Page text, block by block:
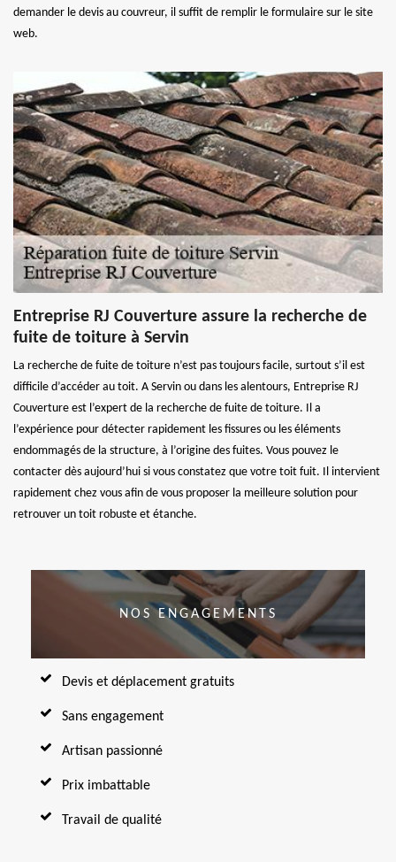
demander le devis au couvreur, il suffit de remplir le formulaire sur le site
web.
Entreprise RJ Couverture assure la recherche de
fuite de toiture à Servin
La recherche de fuite de toiture n’est pas toujours facile, surtout s’il est
difficile d’accéder au toit. A Servin ou dans les alentours, Entreprise RJ
Couverture est l’expert de la recherche de fuite de toiture. Il a
l’expérience pour détecter rapidement les fissures ou les éléments
endommagés de la structure, à l’origine des fuites. Vous pouvez le
contacter dès aujourd’hui si vous constatez que votre toit fuit. Il intervient
rapidement chez vous afin de vous proposer la meilleure solution pour
retrouver un toit robuste et étanche.
NOS ENGAGEMENTS
Devis et déplacement gratuits
Sans engagement
Artisan passionné
Prix imbattable
Travail de qualité